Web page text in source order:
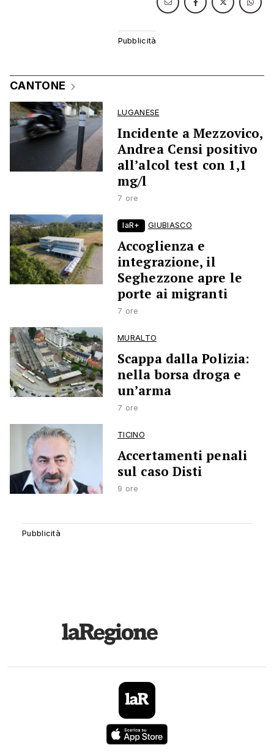
CANTONE
LUGANESE
Incidente a Mezzovico,
Andrea Censi positivo
all’alcol test con 1,1
mg/l
7 ore
laR+ GIUBIASCO
Accoglienza e
integrazione, il
Seghezzone apre le
porte ai migranti
7 ore
MURALTO
Scappa dalla Polizia:
nella borsa droga e
un’arma
7 ore
TICINO
Accertamenti penali
sul caso Disti
9 ore